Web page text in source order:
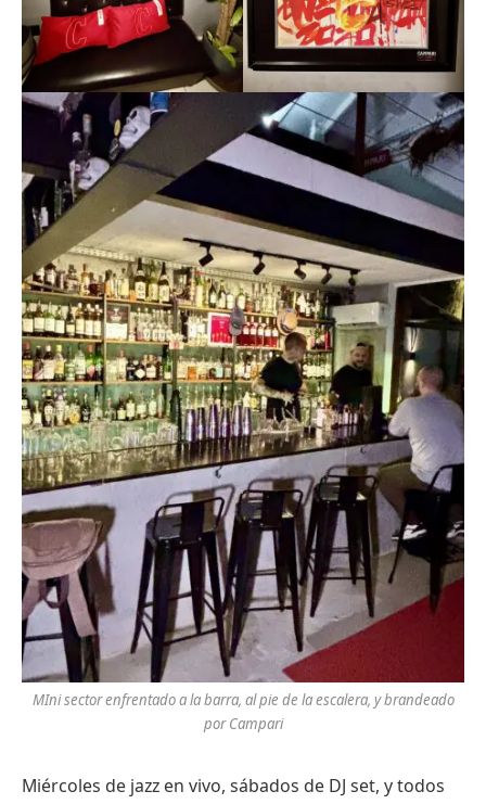
MIni sector enfrentado a la barra, al pie de la escalera, y brandeado
por Campari
Miércoles de jazz en vivo, sábados de DJ set, y todos